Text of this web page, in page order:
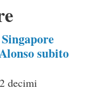
subito
decimi